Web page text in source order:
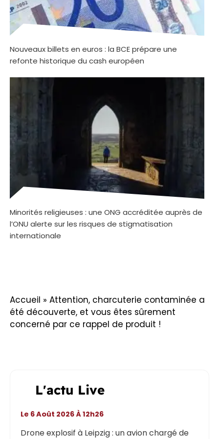
Nouveaux billets en euros : la BCE prépare une
refonte historique du cash européen
Minorités religieuses : une ONG accréditée auprès de
l’ONU alerte sur les risques de stigmatisation
internationale
Accueil » Attention, charcuterie contaminée a
été découverte, et vous êtes sûrement
concerné par ce rappel de produit !
L'actu Live
Drone explosif à Leipzig : un avion chargé de
Le 6 Août 2026 À 12h26